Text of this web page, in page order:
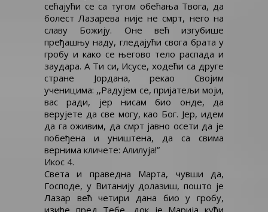
сећајући се са тугом обећања Твога, да
болест Лазарева није не смрт, него на
славу Божију. Оне већ изгубише
пређашњу наду, гледајући свога брата у
гробу и како се његово тело распада и
заудара. А Ти си, Исусе, ходећи са друге
стране Јордана, рекао Својим
ученицима: ,,Радујем се, пријатељи моји,
вас ради, јер нисам био онде, да
верујете да све могу, као Бог. Јер, идем
да га оживим, да смрт јавно осети да је
побеђена и уништена, да са свима
вернима кличете: Алилуја!”
Икос 4.
Света и праведна Марта, чувши да,
Господе, у Витанију долазиш, пошто је
Лазар већ четири дана био у гробу,
изиђе пред Тебе, док је Марија кући